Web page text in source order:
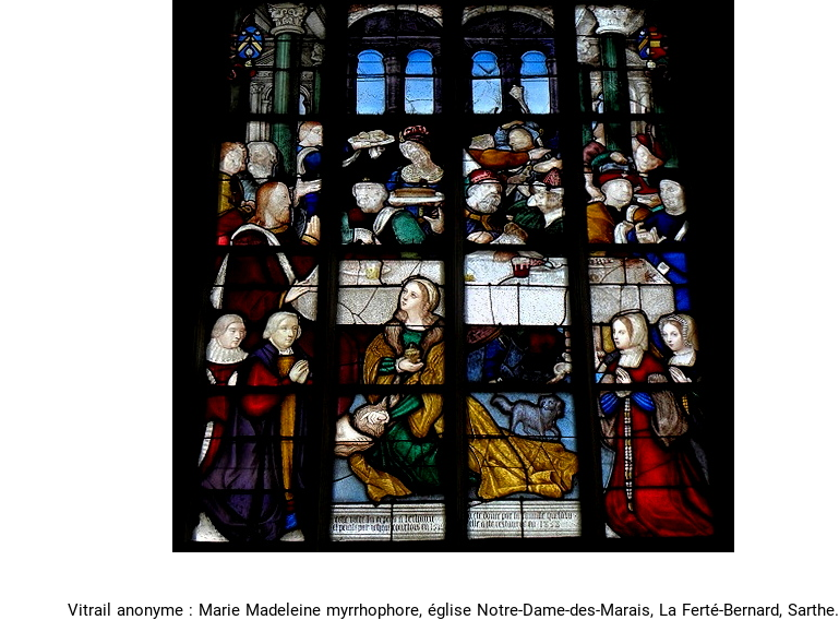
Vitrail anonyme : Marie Madeleine myrrhophore, église Notre-Dame-des-Marais, La Ferté-Bernard, Sarthe.